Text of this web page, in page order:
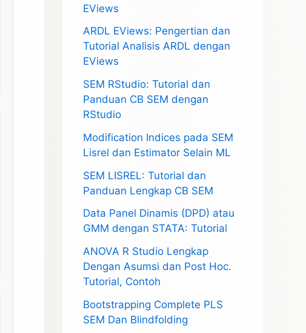
EViews
ARDL EViews: Pengertian dan
Tutorial Analisis ARDL dengan
EViews
SEM RStudio: Tutorial dan
Panduan CB SEM dengan
RStudio
Modification Indices pada SEM
Lisrel dan Estimator Selain ML
SEM LISREL: Tutorial dan
Panduan Lengkap CB SEM
Data Panel Dinamis (DPD) atau
GMM dengan STATA: Tutorial
ANOVA R Studio Lengkap
Dengan Asumsi dan Post Hoc.
Tutorial, Contoh
Bootstrapping Complete PLS
SEM Dan Blindfolding